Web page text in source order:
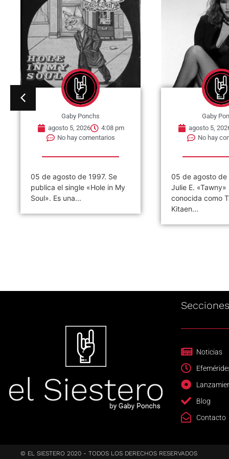
Gaby Ponchs
agosto 5, 2026
4:08 pm
No hay comentarios
05 de agosto de 1997. Se
publica el single «Hole in My
Soul». Es una...
Gaby
agosto 5,
No hay
05 de agosto de
Julie E.
conocida como
Kitaen...
Secciones
Noticias
Blog
Contacto
© EL SIESTERO 2020 - TODOS LOS DERECHOS RESERVADOS